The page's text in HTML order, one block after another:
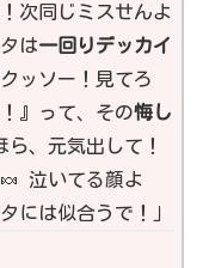
次同じミスせんよ
は一回りデッカイ
ッソー！見てろ
』って、その悔し
ら、元気出して！
泣いてる顔よ
には似合うで！」